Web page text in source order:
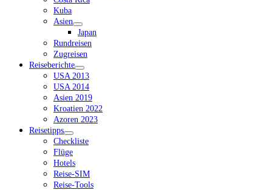
Kuba
Asien
Dropdown-
Menü
öffnen
Japan
Rundreisen
Zugreisen
Reiseberichte
Dropdown-
Menü
öffnen
USA 2013
USA 2014
Asien 2019
Kroatien 2022
Azoren 2023
Reisetipps
Dropdown-
Menü
öffnen
Checkliste
Flüge
Hotels
Reise-SIM
Reise-Tools